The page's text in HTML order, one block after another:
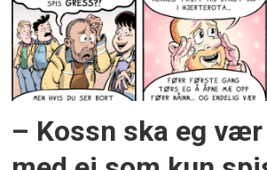
– Kossn ska eg